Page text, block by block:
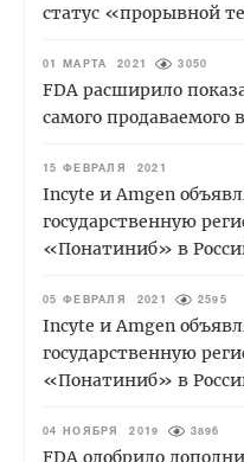
статус «прорывной
01 МАРТА 2021 3050
FDA расширило
самого продаваемого
15 ФЕВРАЛЯ 2021
Incyte и Amgen
государственную
«Понатиниб» в
05 ФЕВРАЛЯ 2021 2595
Incyte и Amgen
государственную
«Понатиниб» в
04 НОЯБРЯ 2019 3896
FDA одобрило